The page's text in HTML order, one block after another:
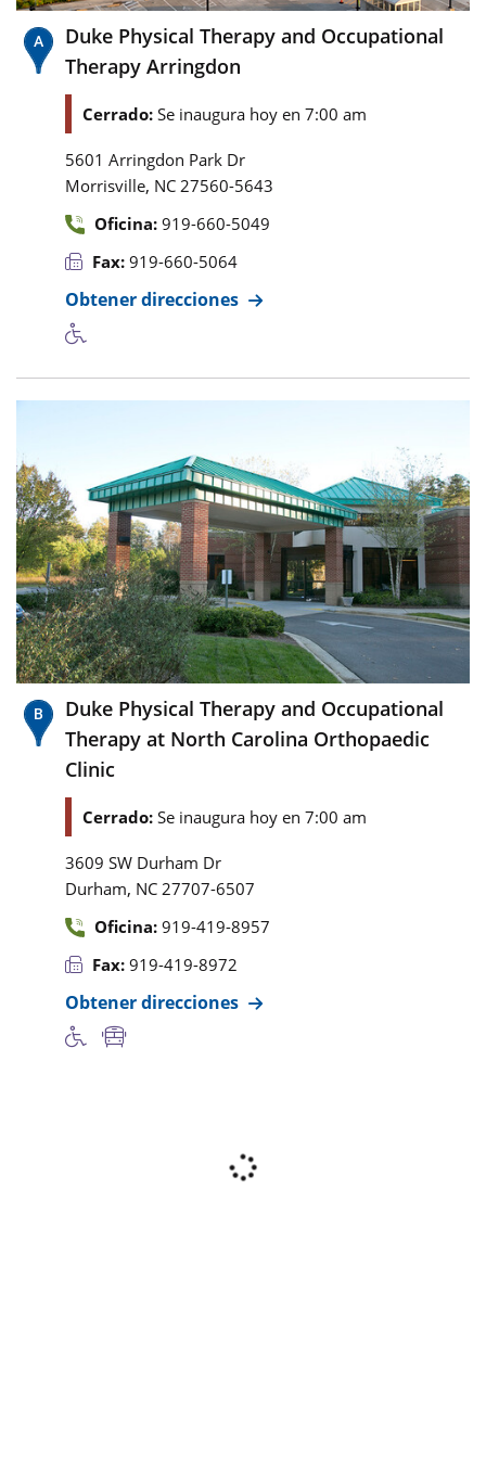
Duke Physical Therapy and Occupational
Therapy Arringdon
Cerrado: Se inaugura hoy en 7:00 am
5601 Arringdon Park Dr
Morrisville, NC 27560-5643
Oficina: 919-660-5049
Fax: 919-660-5064
Obtener direcciones
Duke Physical Therapy and Occupational
Therapy at North Carolina Orthopaedic
Clinic
Cerrado: Se inaugura hoy en 7:00 am
3609 SW Durham Dr
Durham, NC 27707-6507
Oficina: 919-419-8957
Fax: 919-419-8972
Obtener direcciones